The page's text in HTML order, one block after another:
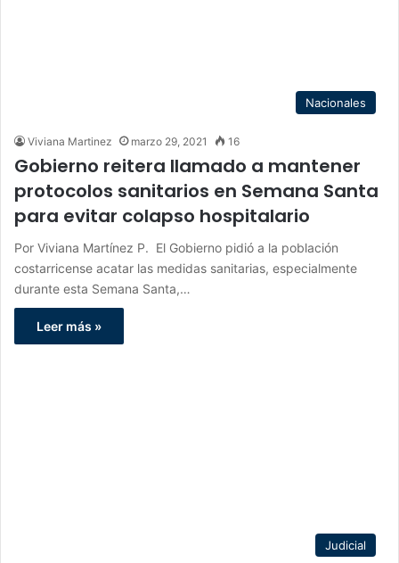
Nacionales
Viviana Martinez marzo 29, 2021 16
Gobierno reitera llamado a mantener
protocolos sanitarios en Semana Santa
para evitar colapso hospitalario
Por Viviana Martínez P. El Gobierno pidió a la población
costarricense acatar las medidas sanitarias, especialmente
durante esta Semana Santa,…
Leer más »
Judicial